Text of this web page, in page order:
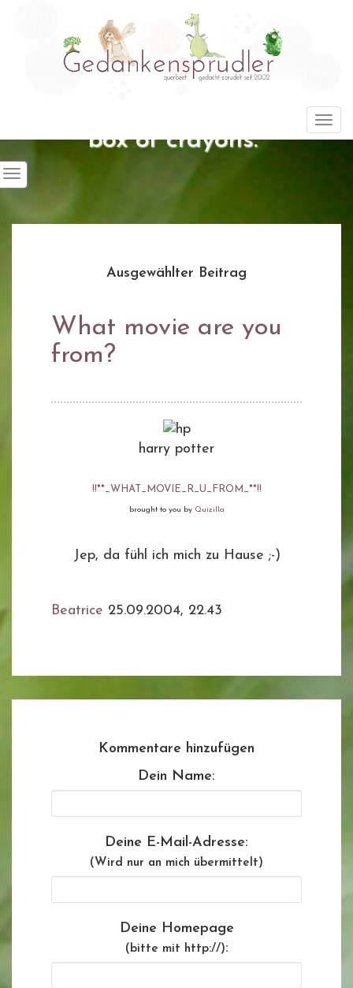
"Life is about using the whole
box of crayons."
Ausgewählter Beitrag
What movie are you
from?
harry potter
!!**_WHAT_MOVIE_R_U_FROM_**!!
brought to you by Quizilla
Jep, da fühl ich mich zu Hause ;-)
Beatrice 25.09.2004, 22.43
Kommentare hinzufügen
Dein Name:
Deine E-Mail-Adresse:
(Wird nur an mich übermittelt)
Deine Homepage
(bitte mit http://):